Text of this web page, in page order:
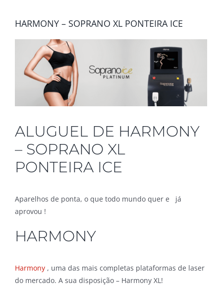
Larger
HARMONY – SOPRANO XL PONTEIRA ICE
ALUGUEL DE HARMONY
– SOPRANO XL
PONTEIRA ICE
Aparelhos de ponta, o que todo mundo quer e já
aprovou !
HARMONY
Harmony , uma das mais completas plataformas de laser
do mercado. A sua disposição – Harmony XL!